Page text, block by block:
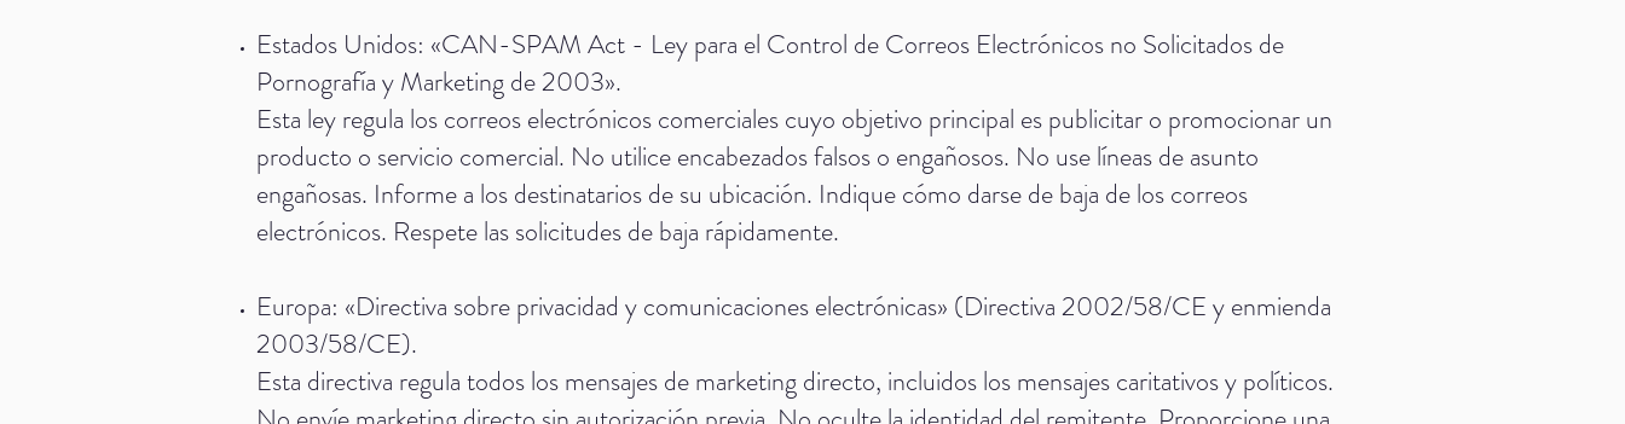
Estados Unidos: «CAN-SPAM Act - Ley para el Control de Correos Electrónicos no Solicitados de
Pornografía y Marketing de 2003».
Esta ley regula los correos electrónicos comerciales cuyo objetivo principal es publicitar o promocionar un
producto o servicio comercial. No utilice encabezados falsos o engañosos. No use líneas de asunto
engañosas. Informe a los destinatarios de su ubicación. Indique cómo darse de baja de los correos
electrónicos. Respete las solicitudes de baja rápidamente.
Europa: «Directiva sobre privacidad y comunicaciones electrónicas» (Directiva 2002/58/CE y enmienda
2003/58/CE).
Esta directiva regula todos los mensajes de marketing directo, incluidos los mensajes caritativos y políticos.